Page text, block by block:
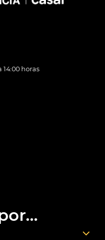
14:00 horas